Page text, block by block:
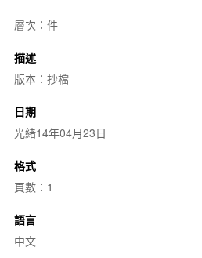
層次：件
描述
版本：抄檔
日期
光緒14年04月23日
格式
頁數：1
語言
中文